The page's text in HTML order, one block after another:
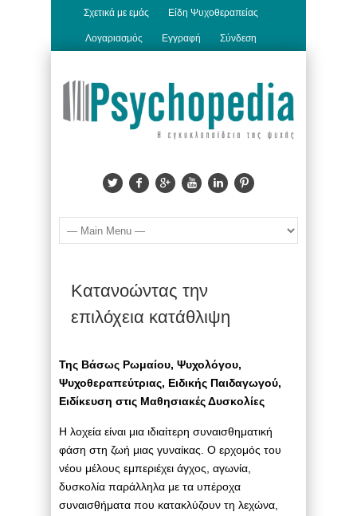
Σχετικά με εμάς Είδη Ψυχοθεραπείας
Λογαριασμός Εγγραφή Σύνδεση
Κατανοώντας την
επιλόχεια κατάθλιψη
Της Βάσως Ρωμαίου, Ψυχολόγου,
Ψυχοθεραπεύτριας, Ειδικής Παιδαγωγού,
Ειδίκευση στις Μαθησιακές Δυσκολίες
Η λοχεία είναι μια ιδιαίτερη συναισθηματική
φάση στη ζωή μιας γυναίκας. Ο ερχομός του
νέου μέλους εμπεριέχει άγχος, αγωνία,
δυσκολία παράλληλα με τα υπέροχα
συναισθήματα που κατακλύζουν τη λεχώνα,